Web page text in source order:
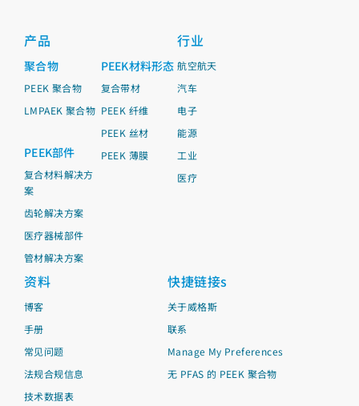
产品
聚合物
PEEK 聚合物
LMPAEK 聚合物
PEEK部件
复合材料解决方
案
齿轮解决方案
医疗器械部件
管材解决方案
PEEK材料形态
复合带材
PEEK 纤维
PEEK 丝材
PEEK 薄膜
行业
航空航天
汽车
电子
能源
工业
医疗
资料
博客
手册
常见问题
法规合规信息
技术数据表
快捷链接s
关于威格斯
联系
Manage My Preferences
无 PFAS 的 PEEK 聚合物